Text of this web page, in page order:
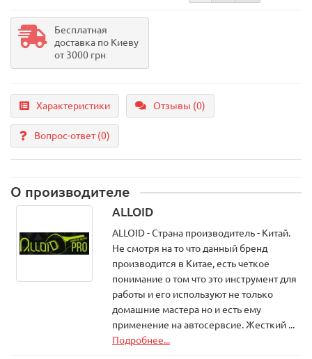
Бесплатная
доставка по Киеву
от 3000 грн
Характеристики Отзывы (0)
Вопрос-ответ(0)
О производителе
ALLOID
ALLOID - Страна производитель - Китай.
Не смотря на то что данный бренд
производится в Китае, есть четкое
понимание о том что это инструмент для
работы и его используют не только
домашние мастера но и есть ему
применение на автосервсие. Жесткий ...
Подробнее...